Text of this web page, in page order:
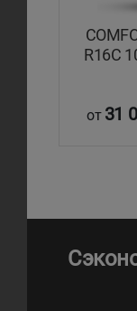
R16C
от 31